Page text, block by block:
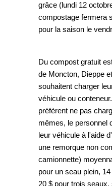
grâce (lundi 12
compostage fermera
pour la saison le
Du compost gratuit
de Moncton, Dieppe
souhaitent charger
véhicule ou
préfèrent ne pas
mêmes, le personnel
leur véhicule à l'aide
une remorque non
camionnette)
pour un seau plein,
20 $ pour trois